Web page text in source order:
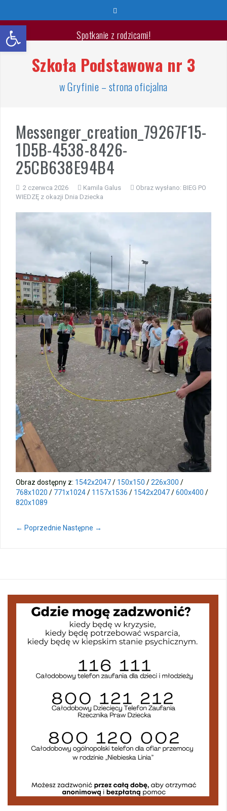
treści
Spotkanie z rodzicami!
Wyprawka pierwszoklasisty 2026/2027
🐳🐚Wspaniałych Wakacji🐬🐙
Zakończenie roku szkolnego 2025/2026
Jest takie miejsce
Warsztaty „Bezpieczne Wakacje”
Zakończenie roku – przydział gabinetów
Zakończenie roku – autobusy szkolne
Wycieczka klasy 3b i 3d do Zieleniewa i Kołobrzegu
„Ostatni zamek „
🌊🏰 Wycieczka do Trójmiasta i Malborka 🏰🌊
📚🧇🍧PODZIĘKOWANIA🍧🧇📚
Gala Laureatów – przeniesiona na wrzesień
Ósme miejsce w województwie i brązowy medal indywidualnie!
Szkoła Podstawowa nr 3
w Gryfinie – strona oficjalna
Messenger_creation_79267F15-
1D5B-4538-8426-
25CB638E94B4
2 czerwca 2026 Kamila Galus Obraz wysłano: BIEG PO
WIEDZĘ z okazji Dnia Dziecka
Obraz dostępny z: 1542x2047/ 150x150 /226x300 /
768x1020 / 771x1024/ 1157x1536 / 1542x2047/600x400 /
820x1089
← Poprzednie Następne →
Otwórz pasek narzędzi